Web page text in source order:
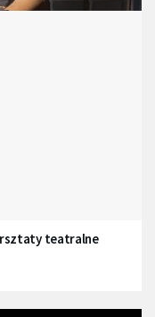
teatralne